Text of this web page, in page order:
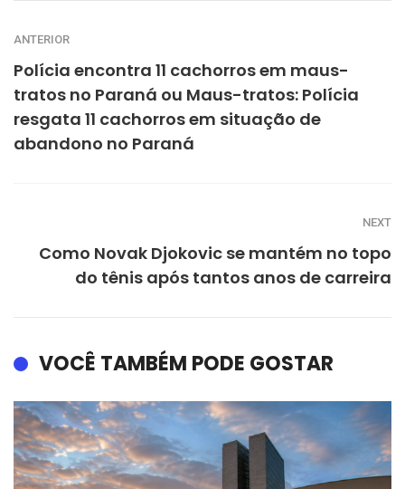
ANTERIOR
Polícia encontra 11 cachorros em maus-
tratos no Paraná ou Maus-tratos: Polícia
resgata 11 cachorros em situação de
abandono no Paraná
NEXT
Como Novak Djokovic se mantém no topo
do tênis após tantos anos de carreira
VOCÊ TAMBÉM PODE GOSTAR